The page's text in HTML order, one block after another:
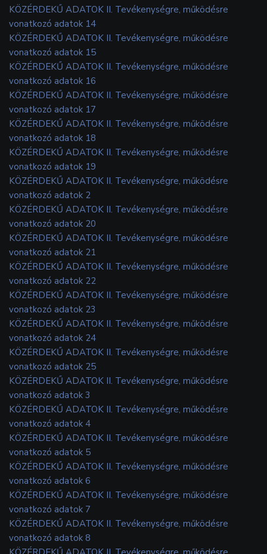
KÖZÉRDEKŰ ADATOK II. Tevékenységre, működésre
vonatkozó adatok 14
KÖZÉRDEKŰ ADATOK II. Tevékenységre, működésre
vonatkozó adatok 15
KÖZÉRDEKŰ ADATOK II. Tevékenységre, működésre
vonatkozó adatok 16
KÖZÉRDEKŰ ADATOK II. Tevékenységre, működésre
vonatkozó adatok 17
KÖZÉRDEKŰ ADATOK II. Tevékenységre, működésre
vonatkozó adatok 18
KÖZÉRDEKŰ ADATOK II. Tevékenységre, működésre
vonatkozó adatok 19
KÖZÉRDEKŰ ADATOK II. Tevékenységre, működésre
vonatkozó adatok 2
KÖZÉRDEKŰ ADATOK II. Tevékenységre, működésre
vonatkozó adatok 20
KÖZÉRDEKŰ ADATOK II. Tevékenységre, működésre
vonatkozó adatok 21
KÖZÉRDEKŰ ADATOK II. Tevékenységre, működésre
vonatkozó adatok 22
KÖZÉRDEKŰ ADATOK II. Tevékenységre, működésre
vonatkozó adatok 23
KÖZÉRDEKŰ ADATOK II. Tevékenységre, működésre
vonatkozó adatok 24
KÖZÉRDEKŰ ADATOK II. Tevékenységre, működésre
vonatkozó adatok 25
KÖZÉRDEKŰ ADATOK II. Tevékenységre, működésre
vonatkozó adatok 3
KÖZÉRDEKŰ ADATOK II. Tevékenységre, működésre
vonatkozó adatok 4
KÖZÉRDEKŰ ADATOK II. Tevékenységre, működésre
vonatkozó adatok 5
KÖZÉRDEKŰ ADATOK II. Tevékenységre, működésre
vonatkozó adatok 6
KÖZÉRDEKŰ ADATOK II. Tevékenységre, működésre
vonatkozó adatok 7
KÖZÉRDEKŰ ADATOK II. Tevékenységre, működésre
vonatkozó adatok 8